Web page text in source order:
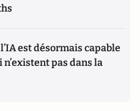
est désormais capable
pas dans la